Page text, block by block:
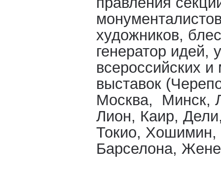
художников,
генератор идей,
всероссийских
выставок
Москва, Минск,
Лион, Каир,
Токио,
Барселона,